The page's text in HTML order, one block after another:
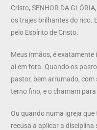
Cristo, SENHOR DA
os trajes brilhantes do rico.
pelo Espírito de Cristo.
Meus irmãos, é
aí em fora. Quando os
pastor, bem arrumado, com
terno fino, e o chamam
Ou quando numa igreja
recusa a aplicar a disciplina